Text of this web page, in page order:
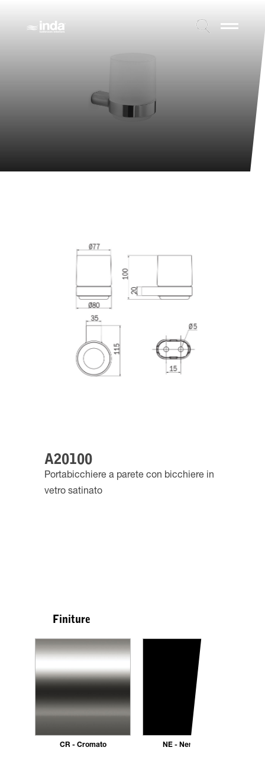
A20100
Portabicchiere a parete con bicchiere in
vetro satinato
Finiture
CR - Cromato NE - Nero opaco